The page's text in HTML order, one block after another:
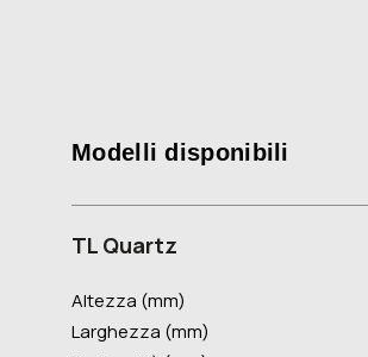
Modelli disponibili
TL Quartz
Altezza (mm)
Larghezza (mm)